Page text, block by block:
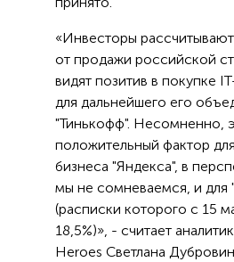
«Инвесторы
от продажи российской
видят позитив в покупке
для дальнейшего его
"Тинькофф". Несомненно,
положительный фактор
бизнеса "Яндекса", в
мы не сомневаемся, и для
(расписки которого с 15
18,5%)», - считает
Heroes Светлана